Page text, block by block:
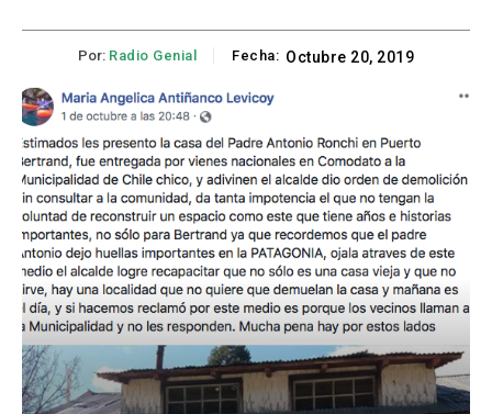
Por: Radio Genial Fecha: Octubre 20, 2019